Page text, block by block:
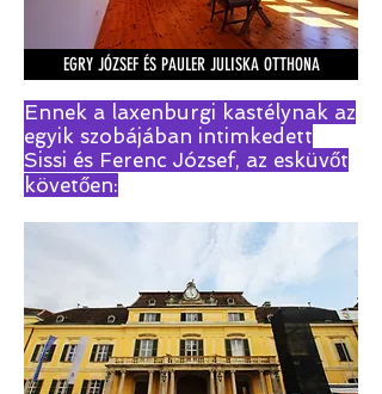
EGRY JÓZSEF ÉS PAULER JULISKA OTTHONA
Ennek a laxenburgi kastélynak az
egyik szobájában intimkedett
Sissi és Ferenc József, az esküvőt
követően: